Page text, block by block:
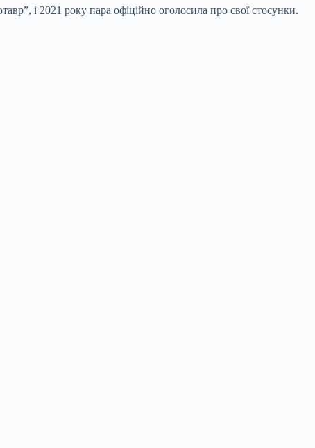
і 2021 року пара офіційно оголосила про свої стосунки.